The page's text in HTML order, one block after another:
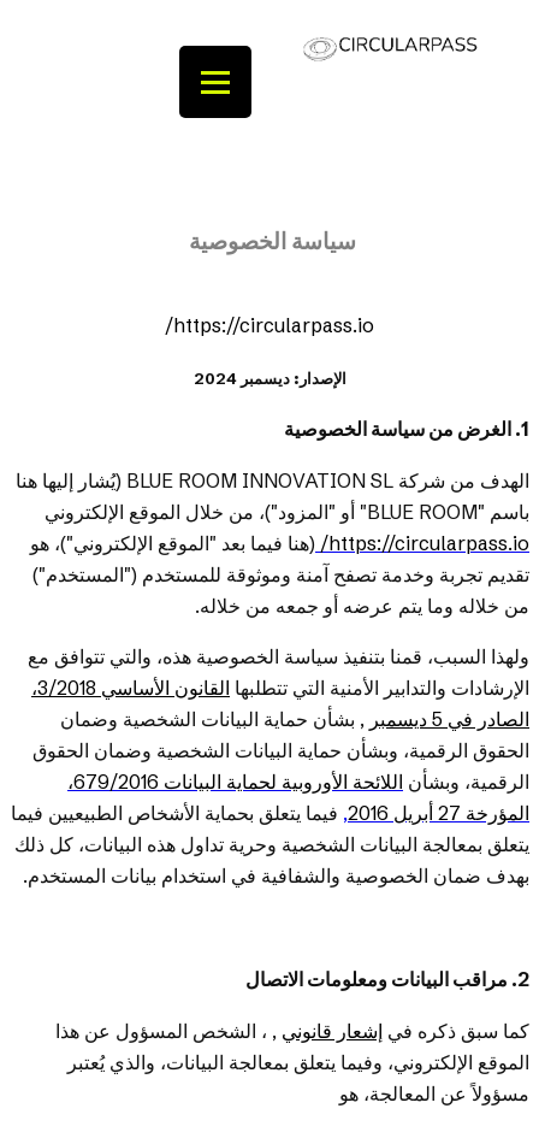
سياسة الخصوصية
https://circularpass.io/
الإصدار: ديسمبر 2024
1. الغرض من سياسة الخصوصية
الهدف من شركة BLUE ROOM INNOVATION SL (يُشار إليها هنا
باسم "BLUE ROOM" أو "المزود")، من خلال الموقع الإلكتروني
https://circularpass.io/ (هنا فيما بعد "الموقع الإلكتروني")، هو
تقديم تجربة وخدمة تصفح آمنة وموثوقة للمستخدم ("المستخدم")
من خلاله وما يتم عرضه أو جمعه من خلاله.
ولهذا السبب، قمنا بتنفيذ سياسة الخصوصية هذه، والتي تتوافق مع
الإرشادات والتدابير الأمنية التي تتطلبها
القانون الأساسي 3/2018،
الصادر في 5 ديسمبر
, بشأن حماية البيانات الشخصية وضمان
الحقوق الرقمية، وبشأن حماية البيانات الشخصية وضمان الحقوق
الرقمية، وبشأن
اللائحة الأوروبية لحماية البيانات 679/2016،
المؤرخة 27 أبريل 2016
, فيما يتعلق بحماية الأشخاص الطبيعيين فيما
يتعلق بمعالجة البيانات الشخصية وحرية تداول هذه البيانات، كل ذلك
بهدف ضمان الخصوصية والشفافية في استخدام بيانات المستخدم.
2. مراقب البيانات ومعلومات الاتصال
كما سبق ذكره في إشعار قانوني , ، الشخص المسؤول عن هذا
الموقع الإلكتروني، وفيما يتعلق بمعالجة البيانات، والذي يُعتبر
مسؤولاً عن المعالجة، هو